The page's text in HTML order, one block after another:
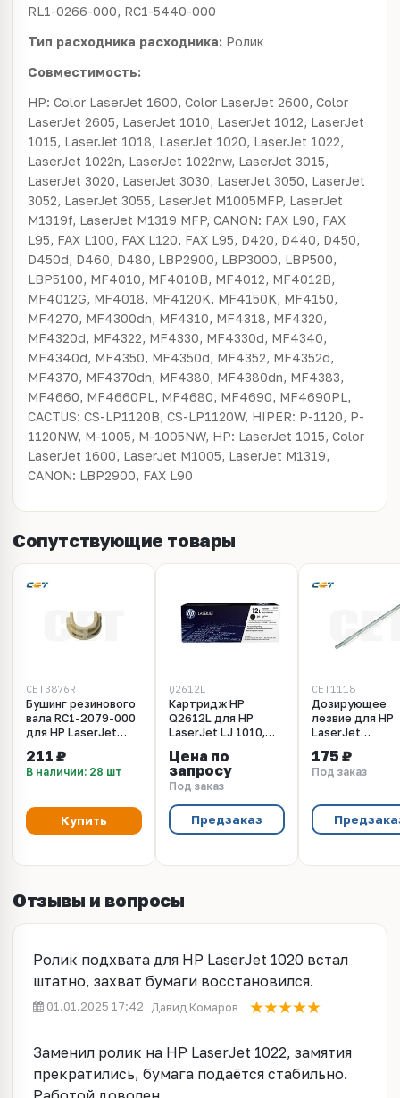
RL1-0266-000, RC1-5440-000
Тип расходника расходника: Ролик
Совместимость:
HP: Color LaserJet 1600, Color LaserJet 2600, Color
LaserJet 2605, LaserJet 1010, LaserJet 1012, LaserJet
1015, LaserJet 1018, LaserJet 1020, LaserJet 1022,
LaserJet 1022n, LaserJet 1022nw, LaserJet 3015,
LaserJet 3020, LaserJet 3030, LaserJet 3050, LaserJet
3052, LaserJet 3055, LaserJet M1005MFP, LaserJet
M1319f, LaserJet M1319 MFP, CANON: FAX L90, FAX
L95, FAX L100, FAX L120, FAX L95, D420, D440, D450,
D450d, D460, D480, LBP2900, LBP3000, LBP500,
LBP5100, MF4010, MF4010B, MF4012, MF4012B,
MF4012G, MF4018, MF4120K, MF4150K, MF4150,
MF4270, MF4300dn, MF4310, MF4318, MF4320,
MF4320d, MF4322, MF4330, MF4330d, MF4340,
MF4340d, MF4350, MF4350d, MF4352, MF4352d,
MF4370, MF4370dn, MF4380, MF4380dn, MF4383,
MF4660, MF4660PL, MF4680, MF4690, MF4690PL,
CACTUS: CS-LP1120B, CS-LP1120W, HIPER: P-1120, P-
1120NW, M-1005, M-1005NW, HP: LaserJet 1015, Color
LaserJet 1600, LaserJet M1005, LaserJet M1319,
CANON: LBP2900, FAX L90
Сопутствующие товары
CET3876R
Бушинг резинового
вала RC1-2079-000
для HP LaserJet
(CET), 2 шт/компл,
CET3876R
211 ₽
В наличии: 28 шт
Купить
Q2612L
Картридж HP
Q2612L для HP
LaserJet LJ 1010,
LaserJet LJ 1015,
LaserJet LJ 1018,
LaserJet LJ 3020,
LaserJet LJ 3030,
LaserJet LJ 3015,
LaserJet LJ 1020,
Цена по
запросу
Под заказ
Предзаказ
CET1118
Дозирующее
лезвие для HP
LaserJet
(CET), CET1118
175 ₽
Под заказ
Отзывы и вопросы
Ролик подхвата для HP LaserJet 1020 встал
штатно, захват бумаги восстановился.
01.01.2025 17:42 Давид Комаров
Заменил ролик на HP LaserJet 1022, замятия
прекратились, бумага подаётся стабильно.